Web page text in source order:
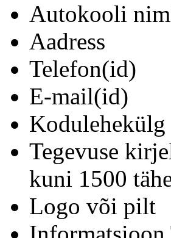
Autokooli
Aadress
Telefon(id)
E-mail(id)
Kodulehekülg
Tegevuse
kuni 1500
Logo või pilt